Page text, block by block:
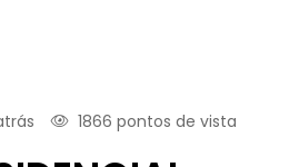
1866 pontos de vista